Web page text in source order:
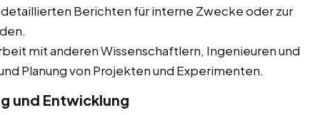
Berichten für interne Zwecke oder zur
mit anderen Wissenschaftlern, Ingenieuren und
Planung von Projekten und Experimenten.
und Entwicklung